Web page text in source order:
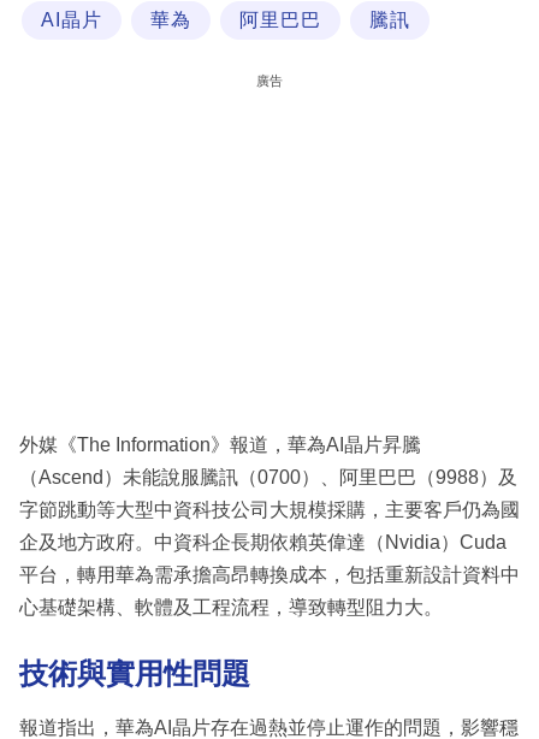
區
AI晶片 華為 阿里巴巴 騰訊
廣告
外媒《The Information》報道，華為AI晶片昇騰
（Ascend）未能說服騰訊（0700）、阿里巴巴（9988）及
字節跳動等大型中資科技公司大規模採購，主要客戶仍為國
企及地方政府。中資科企長期依賴英偉達（Nvidia）Cuda
平台，轉用華為需承擔高昂轉換成本，包括重新設計資料中
心基礎架構、軟體及工程流程，導致轉型阻力大。
技術與實用性問題
報道指出，華為AI晶片存在過熱並停止運作的問題，影響穩